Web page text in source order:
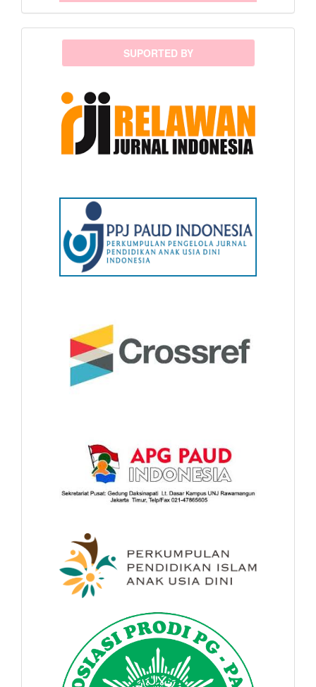
sponsor SUPORTED BY